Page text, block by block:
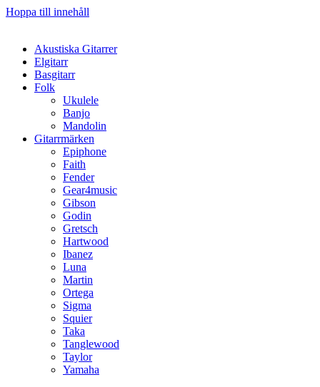
Hoppa till innehåll
Akustiska Gitarrer
Elgitarr
Basgitarr
Folk
Ukulele
Banjo
Mandolin
Gitarrmärken
Epiphone
Faith
Fender
Gear4music
Gibson
Godin
Gretsch
Hartwood
Ibanez
Luna
Martin
Ortega
Sigma
Squier
Taka
Tanglewood
Taylor
Yamaha